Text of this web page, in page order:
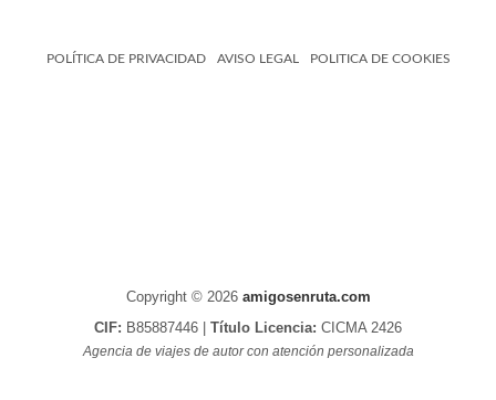
POLÍTICA DE PRIVACIDAD AVISO LEGAL POLITICA DE COOKIES
Copyright © 2026 amigosenruta.com
CIF: B85887446 | Título Licencia: CICMA 2426
Agencia de viajes de autor con atención personalizada